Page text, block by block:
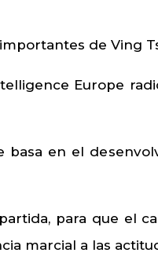
de Ving
Europe
basa en el
para que el
marcial a las